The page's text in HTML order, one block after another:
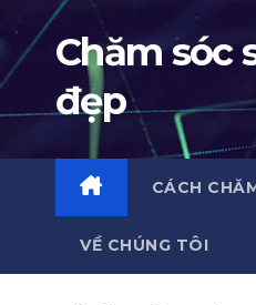
content
Chăm sóc
đẹp
CÁCH
VỀ CHÚNG TÔI